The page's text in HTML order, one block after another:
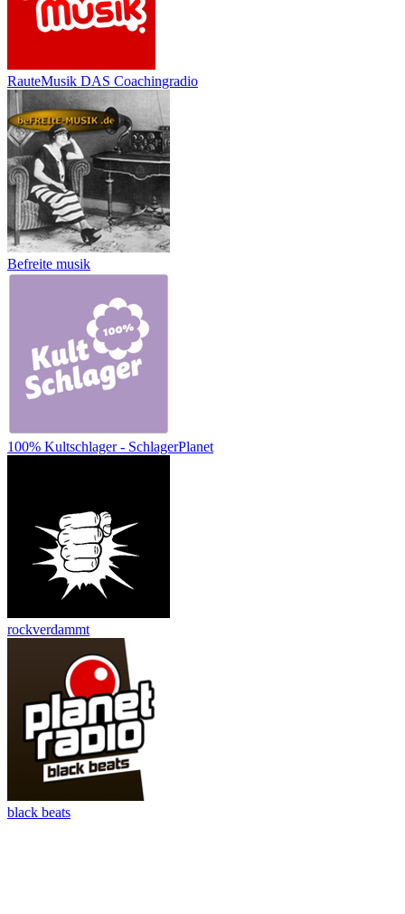
RauteMusik DAS Coachingradio
Befreite musik
100% Kultschlager - SchlagerPlanet
rockverdammt
black beats